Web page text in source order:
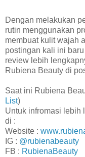
Dengan melakukan
rutin menggunakan
membuat kulit wajah
postingan kali ini
review lebih
Rubiena Beauty di
Saat ini Rubiena
List)
Untuk infromasi lebih
di :
Website :
IG : @rubienabeauty
FB : RubienaBeauty